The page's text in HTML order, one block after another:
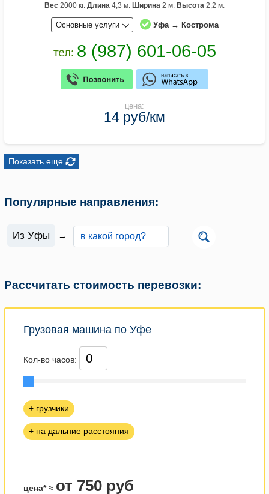
Вес 2000 кг. Длина 4,3 м. Ширина 2 м. Высота 2,2 м.
Основные услуги Уфа → Кострома
цена:
14 руб/км
Показать еще
Популярные направления:
Из Уфы →
Рассчитать стоимость перевозки:
Грузовая машина по Уфе
Кол-во часов:
+ грузчики
+ на дальние расстояния
цена* ≈ от 750 руб